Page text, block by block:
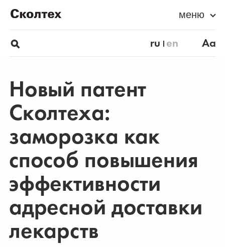
меню
ru en Aa
Новый патент
Сколтеха:
заморозка как
способ повышения
эффективности
адресной доставки
лекарств